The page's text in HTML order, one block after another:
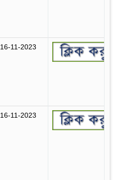
16-11-2023
16-11-2023